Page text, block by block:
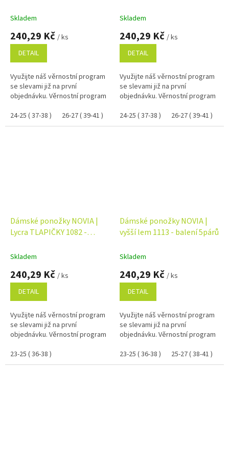
Skladem
240,29 Kč / ks
DETAIL
Využijte náš věrnostní program
se slevami již na první
objednávku. Věrnostní program
24-25 ( 37-38 )
26-27 ( 39-41 )
Skladem
240,29 Kč / ks
DETAIL
Využijte náš věrnostní program
se slevami již na první
objednávku. Věrnostní program
24-25 ( 37-38 )
26-27 ( 39-41 )
Dámské ponožky NOVIA |
Lycra TLAPIČKY 1082 -
Skladem
240,29 Kč / ks
DETAIL
Využijte náš věrnostní program
se slevami již na první
objednávku. Věrnostní program
23-25 ( 36-38 )
Dámské ponožky NOVIA |
vyšší lem 1113 - balení 5párů
Skladem
240,29 Kč / ks
DETAIL
Využijte náš věrnostní program
se slevami již na první
objednávku. Věrnostní program
23-25 ( 36-38 )
25-27 ( 38-41 )